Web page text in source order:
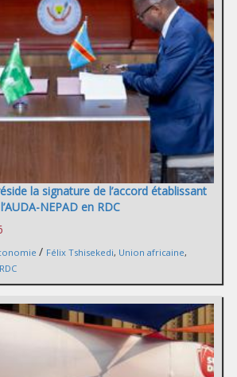
la signature de l’accord établissant
NEPAD en RDC
/ Félix Tshisekedi, Union africaine,
RDC